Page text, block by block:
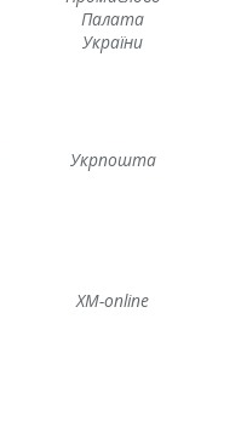
Палата
України
Укрпошта
XM-online